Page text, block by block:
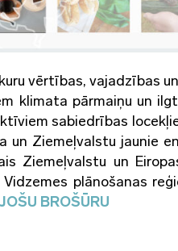
vērtības, vajadzības
klimata pārmaiņu un
sabiedrības
un Ziemeļvalstu jaunie
Ziemeļvalstu un
plānošanas
BROŠŪRU